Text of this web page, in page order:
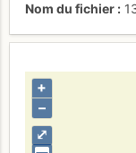
Nom du fichier
⤢
+
–